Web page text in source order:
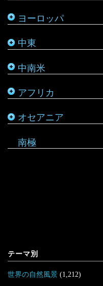
ヨーロッパ
タタールスタン共和国
中東
ヨルダン
レバノン
中南米
ペルー
ボリビア
ホンジュラス
アフリカ
モザンビーク
モロッコ
モーリシャス
ルワンダ
オセアニア
ニュージーランド
バヌアツ
パラオ
仏領ポリネシア
タヒチ
マーシャル諸島
南極
テーマ別
世界の自然風景(1,212)